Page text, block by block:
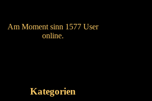
Am Moment sinn 1577 User
online.
Kategorien